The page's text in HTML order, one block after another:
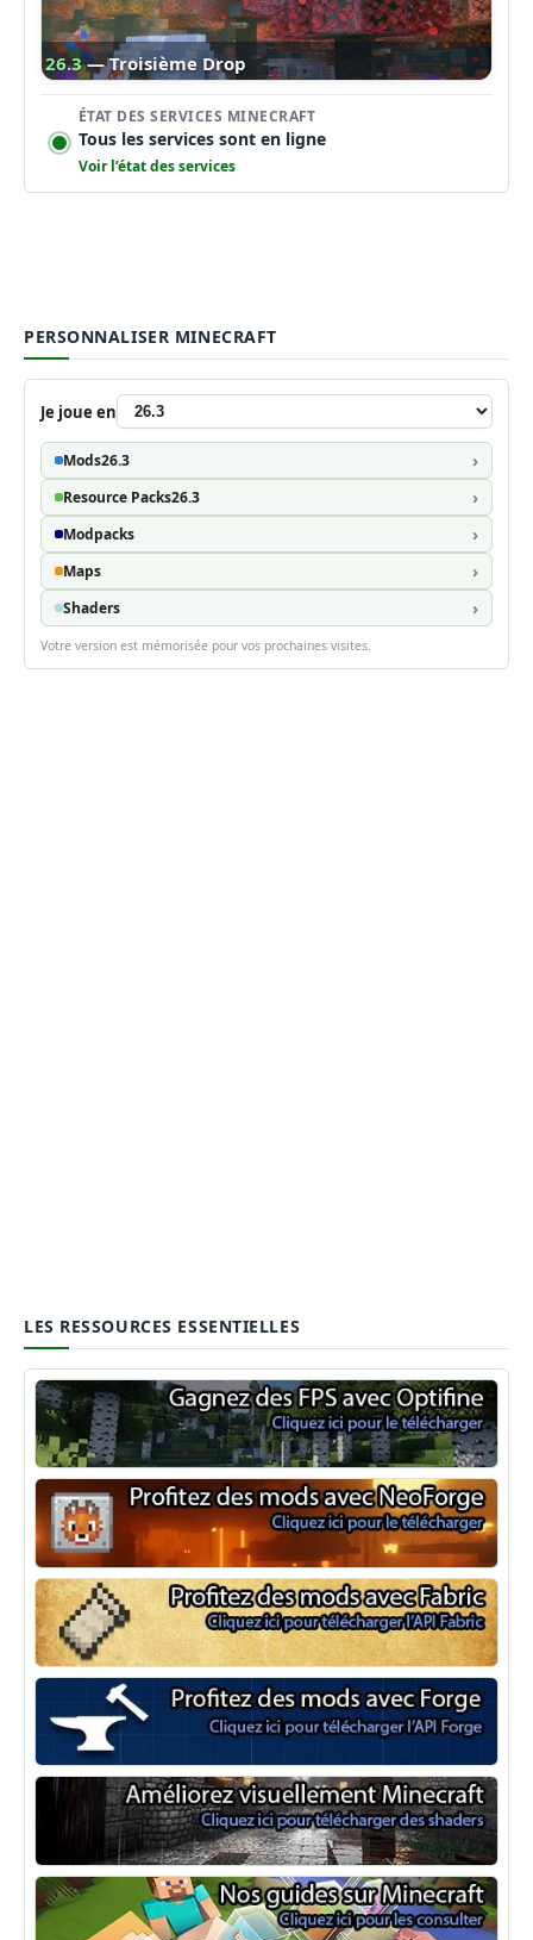
26.3 — Troisième Drop
ÉTAT DES SERVICES MINECRAFT
Tous les services sont en ligne
Voir l’état des services
PERSONNALISER MINECRAFT
Je joue en
Mods26.3
Resource Packs26.3
Modpacks
Maps
Shaders
Votre version est mémorisée pour vos prochaines visites.
LES RESSOURCES ESSENTIELLES
Optifine
NeoForge
Minecraft Fabric
Minecraft Forge
Shaders Minecraft